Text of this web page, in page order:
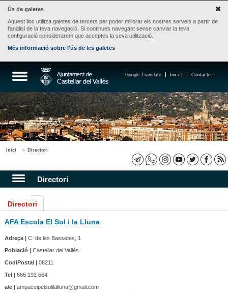
Ús de galetes
Aquest lloc utilitza galetes de tercers per poder millorar els nostres serveis a partir de
l'anàlisi de la teva navegació. Si continues navegant sense canviar la teva
configuració considerarem que acceptes la seva utilització.
Més informació sobre l'ús de les galetes
Contacte
Inici
Google Translate
Inici Directori
Directori
Directori
AFA Escola El Sol i la Lluna
Adreça |C. de les Bassetes, 1
Població |Castellar del Vallès
CodiPostal |08211
Tel |666 192 564
a/e |ampaceipelsolilalluna@gmail.com